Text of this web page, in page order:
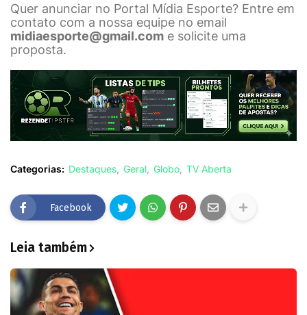
Quer anunciar no Portal Mídia Esporte? Entre em
contato com a nossa equipe no email
midiaesporte@gmail.com e solicite uma
proposta.
Categorias: Destaques Geral Globo TV Aberta
Facebook
Leia também